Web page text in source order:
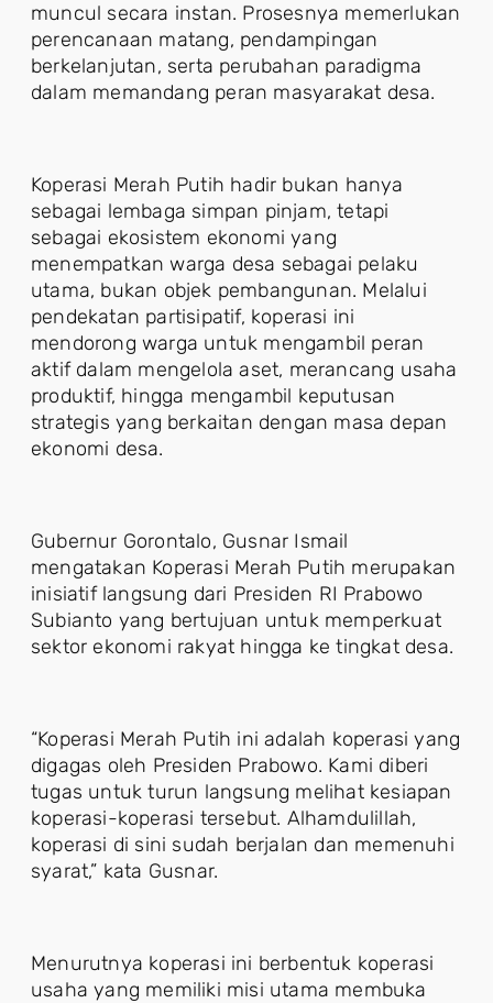
muncul secara instan. Prosesnya memerlukan
perencanaan matang, pendampingan
berkelanjutan, serta perubahan paradigma
dalam memandang peran masyarakat desa.
Koperasi Merah Putih hadir bukan hanya
sebagai lembaga simpan pinjam, tetapi
sebagai ekosistem ekonomi yang
menempatkan warga desa sebagai pelaku
utama, bukan objek pembangunan. Melalui
pendekatan partisipatif, koperasi ini
mendorong warga untuk mengambil peran
aktif dalam mengelola aset, merancang usaha
produktif, hingga mengambil keputusan
strategis yang berkaitan dengan masa depan
ekonomi desa.
Gubernur Gorontalo, Gusnar Ismail
mengatakan Koperasi Merah Putih merupakan
inisiatif langsung dari Presiden RI Prabowo
Subianto yang bertujuan untuk memperkuat
sektor ekonomi rakyat hingga ke tingkat desa.
“Koperasi Merah Putih ini adalah koperasi yang
digagas oleh Presiden Prabowo. Kami diberi
tugas untuk turun langsung melihat kesiapan
koperasi-koperasi tersebut. Alhamdulillah,
koperasi di sini sudah berjalan dan memenuhi
syarat,” kata Gusnar.
Menurutnya koperasi ini berbentuk koperasi
usaha yang memiliki misi utama membuka